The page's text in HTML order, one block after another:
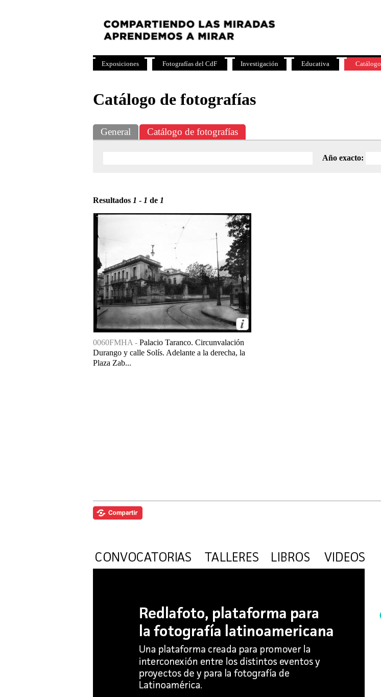
Catálogo de fotografías
General Catálogo de fotografías
Año exacto:
Resultados 1 - 1 de 1
0060FMHA - Palacio Taranco. Circunvalación
Durango y calle Solís. Adelante a la derecha, la
Plaza Zab...
Exposiciones Fotografías del CdF Investigación Educativa Catálogo